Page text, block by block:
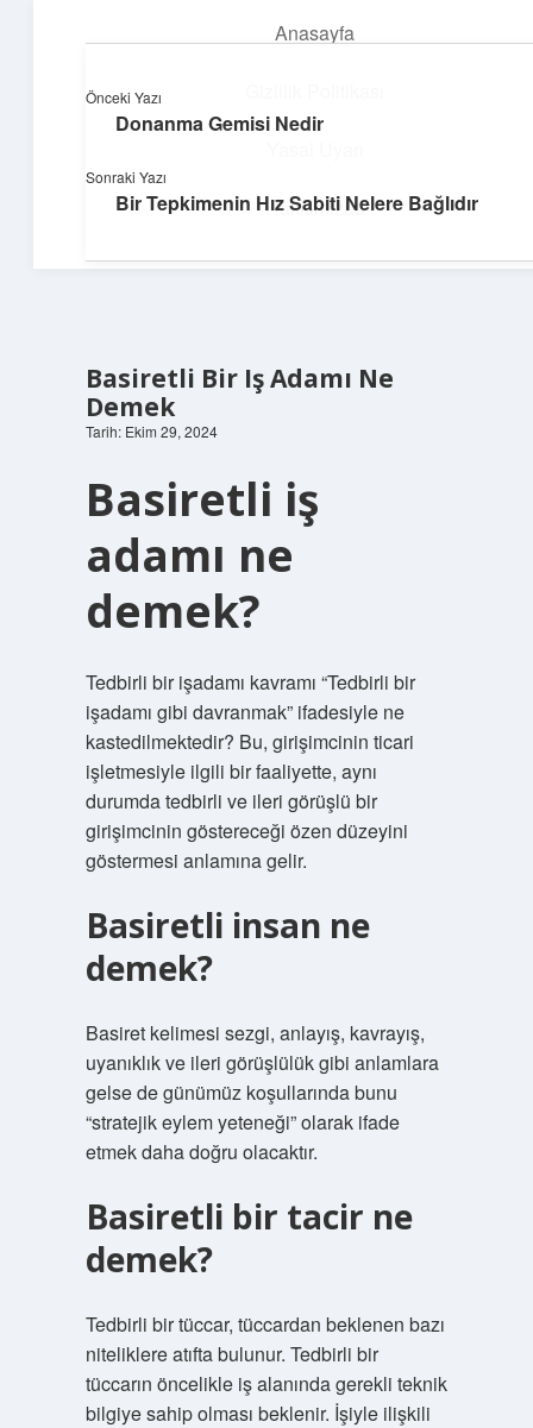
Anasayfa
Hakkımızda
Hızlı hikayelerle gününü şenlendir!
Basiretli Bir Iş Adamı Ne
Demek
Tarih: Ekim 29, 2024
Basiretli iş
adamı ne
demek?
Tedbirli bir işadamı kavramı “Tedbirli bir
işadamı gibi davranmak” ifadesiyle ne
kastedilmektedir? Bu, girişimcinin ticari
işletmesiyle ilgili bir faaliyette, aynı
durumda tedbirli ve ileri görüşlü bir
girişimcinin göstereceği özen düzeyini
göstermesi anlamına gelir.
Basiretli insan ne
demek?
Basiret kelimesi sezgi, anlayış, kavrayış,
uyanıklık ve ileri görüşlülük gibi anlamlara
gelse de günümüz koşullarında bunu
“stratejik eylem yeteneği” olarak ifade
etmek daha doğru olacaktır.
Basiretli bir tacir ne
demek?
Tedbirli bir tüccar, tüccardan beklenen bazı
niteliklere atıfta bulunur. Tedbirli bir
tüccarın öncelikle iş alanında gerekli teknik
bilgiye sahip olması beklenir. İşiyle ilişkili
Önceki Yazı
Donanma Gemisi Nedir
Sonraki Yazı
Bir Tepkimenin Hız Sabiti Nelere Bağlıdır